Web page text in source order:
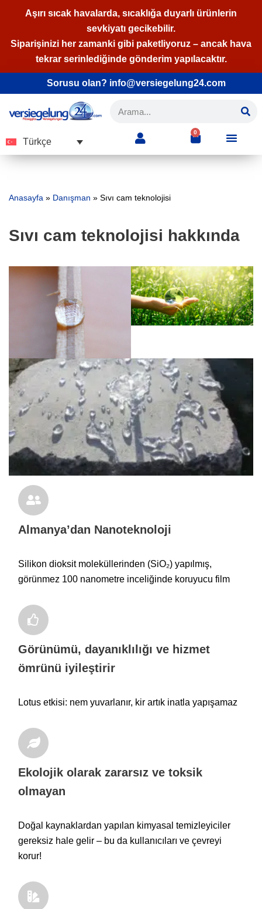
geç
Aşırı sıcak havalarda, sıcaklığa duyarlı ürünlerin
sevkiyatı gecikebilir.
Siparişinizi her zamanki gibi paketliyoruz – ancak hava
tekrar serinlediğinde gönderim yapılacaktır.
Sorusu olan? info@versiegelung24.com
Türkçe
0
Anasayfa » Danışman » Sıvı cam teknolojisi
Sıvı cam teknolojisi hakkında
Almanya’dan Nanoteknoloji
Silikon dioksit moleküllerinden (SiO₂) yapılmış,
görünmez 100 nanometre inceliğinde koruyucu film
Görünümü, dayanıklılığı ve hizmet
ömrünü iyileştirir
Lotus etkisi: nem yuvarlanır, kir artık inatla yapışamaz
Ekolojik olarak zararsız ve toksik
olmayan
Doğal kaynaklardan yapılan kimyasal temizleyiciler
gereksiz hale gelir – bu da kullanıcıları ve çevreyi
korur!